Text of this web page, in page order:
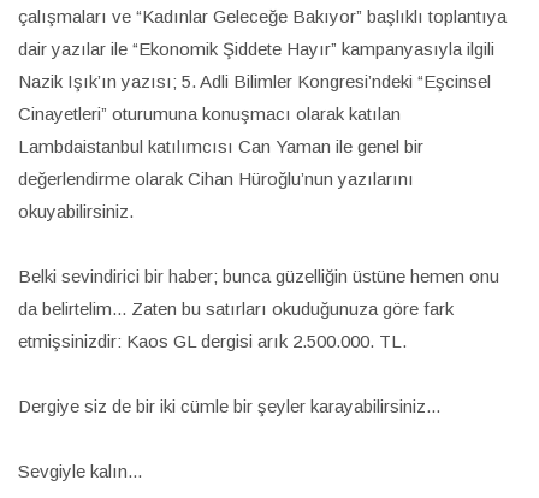
çalışmaları ve “Kadınlar Geleceğe Bakıyor” başlıklı toplantıya
dair yazılar ile “Ekonomik Şiddete Hayır” kampanyasıyla ilgili
Nazik Işık’ın yazısı; 5. Adli Bilimler Kongresi’ndeki “Eşcinsel
Cinayetleri” oturumuna konuşmacı olarak katılan
Lambdaistanbul katılımcısı Can Yaman ile genel bir
değerlendirme olarak Cihan Hüroğlu’nun yazılarını
okuyabilirsiniz.
Belki sevindirici bir haber; bunca güzelliğin üstüne hemen onu
da belirtelim... Zaten bu satırları okuduğunuza göre fark
etmişsinizdir: Kaos GL dergisi arık 2.500.000. TL.
Dergiye siz de bir iki cümle bir şeyler karayabilirsiniz...
Sevgiyle kalın...